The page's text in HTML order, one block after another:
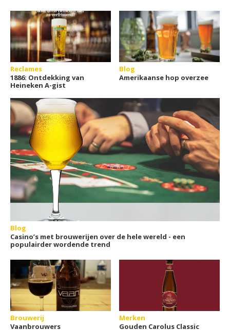
Reclames
1886: Ontdekking van
Heineken A-gist
Blog
Amerikaanse hop overzee
Blog
Casino’s met brouwerijen over de hele wereld - een
populairder wordende trend
Brouwerij
Vaanbrouwers
Merken
Gouden Carolus Classic